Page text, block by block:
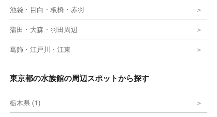
池袋・目白・板橋・赤羽
蒲田・大森・羽田周辺
葛飾・江戸川・江東
東京都の水族館の周辺スポットから探す
栃木県 (1)